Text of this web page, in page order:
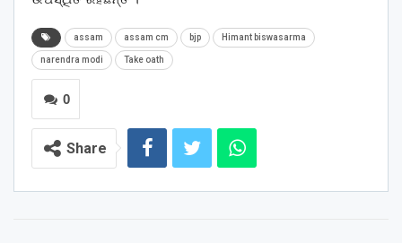
assam assam cm bjp Himant biswasarma
narendra modi Take oath
0
Share